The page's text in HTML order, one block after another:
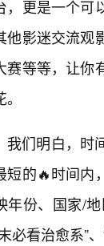
，更是一个可
他影迷交流观
赛等等，让你
我们明白，时
短的🔥时间内
年份、国家/
必看治愈系”